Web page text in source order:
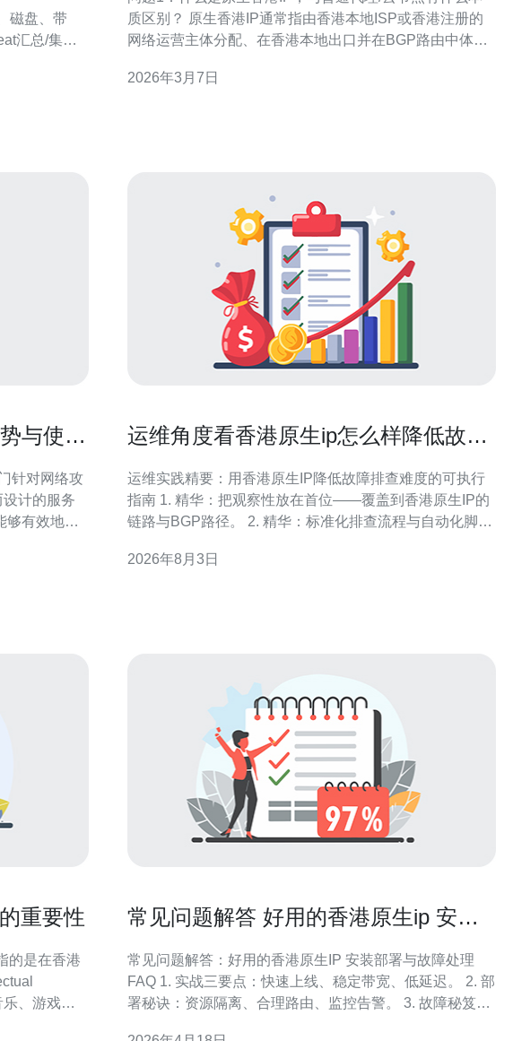
磁盘、带
汇总/集中
值。 •
质区别？ 原生香港IP通常指由香港本地ISP或香港注册的
网络运营主体分配、在香港本地出口并在BGP路由中体现
非香港NAT转发的IP不同，原生IP在路由路径、地理位置
2026年3月7日
与使用
针对网络攻
计的服务
够有效地识
务器的应
运维角度看香港原生ip怎么样降低故障
运维实践精要：用香港原生IP降低故障排查难度的可执行
指南 1. 精华：把观察性放在首位——覆盖到香港原生IP的
链路与BGP路径。 2. 精华：标准化排查流程与自动化脚
华：结合合规的流量镜像与采样，做到“可证据化”的定位，
2026年8月3日
重要性
的是在香港
、游戏、
常见问题解答 好用的香港原生ip 安装
常见问题解答：好用的香港原生IP 安装部署与故障处理
FAQ 1. 实战三要点：快速上线、稳定带宽、低延迟。 2. 部
署秘诀：资源隔离、合理路由、监控告警。 3. 故障秘笈：